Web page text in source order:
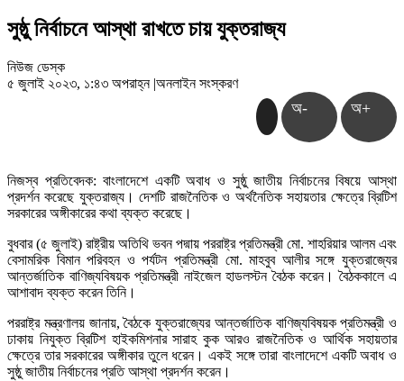
সুষ্ঠু নির্বাচনে আস্থা রাখতে চায় যুক্তরাজ্য
নিউজ ডেস্ক
৫ জুলাই ২০২৩, ১:৪৩ অপরাহ্ন |অনলাইন সংস্করণ
অ- অ+
নিজস্ব প্রতিবেদক: বাংলাদেশে একটি অবাধ ও সুষ্ঠু জাতীয় নির্বাচনের বিষয়ে আস্থা
প্রদর্শন করেছে যুক্তরাজ্য। দেশটি রাজনৈতিক ও অর্থনৈতিক সহায়তার ক্ষেত্রে ব্রিটিশ
সরকারের অঙ্গীকারের কথা ব্যক্ত করেছে।
বুধবার (৫ জুলাই) রাষ্ট্রীয় অতিথি ভবন পদ্মায় পররাষ্ট্র প্রতিমন্ত্রী মো. শাহরিয়ার আলম এবং
বেসামরিক বিমান পরিবহন ও পর্যটন প্রতিমন্ত্রী মো. মাহবুব আলীর সঙ্গে যুক্তরাজ্যের
আন্তর্জাতিক বাণিজ্যবিষয়ক প্রতিমন্ত্রী নাইজেল হাডলস্টন বৈঠক করেন। বৈঠককালে এ
আশাবাদ ব্যক্ত করেন তিনি।
পররাষ্ট্র মন্ত্রণালয় জানায়, বৈঠকে যুক্তরাজ্যের আন্তর্জাতিক বাণিজ্যবিষয়ক প্রতিমন্ত্রী ও
ঢাকায় নিযুক্ত ব্রিটিশ হাইকমিশনার সারাহ কুক আরও রাজনৈতিক ও আর্থিক সহায়তার
ক্ষেত্রে তার সরকারের অঙ্গীকার তুলে ধরেন। একই সঙ্গে তারা বাংলাদেশে একটি অবাধ ও
সুষ্ঠু জাতীয় নির্বাচনের প্রতি আস্থা প্রদর্শন করেন।